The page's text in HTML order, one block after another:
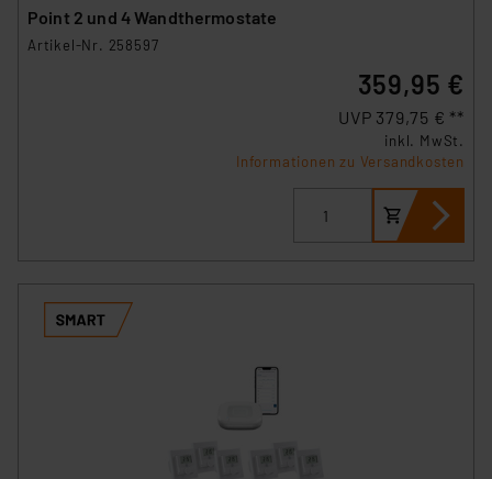
Point 2 und 4 Wandthermostate
Artikel-Nr. 258597
359,95 €
UVP 379,75 € **
inkl. MwSt.
Informationen zu Versandkosten